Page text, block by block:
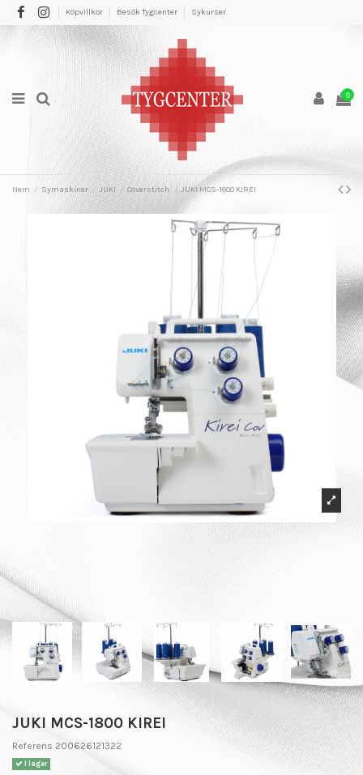
Köpvillkor Besök Tygcenter Sykurser
0
Hem Symaskiner JUKI Coverstitch JUKI MCS-1800 KIREI
JUKI MCS-1800 KIREI
Referens 200626121322
I lager